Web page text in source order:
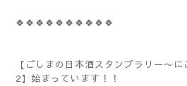
🍀🍀🍀🍀🍀🍀🍀🍀🍀🍀
【ごしまの日本酒スタンプラリー〜
2】始まっています！！